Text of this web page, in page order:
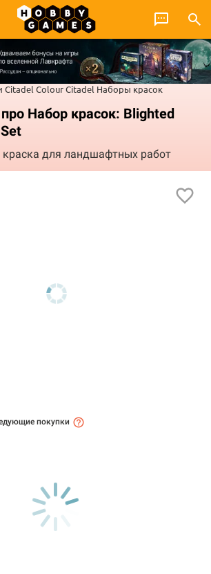
Citadel ColourCitadel Наборы красок
Набор красок: Blighted
краска для ландшафтных работ
покупки